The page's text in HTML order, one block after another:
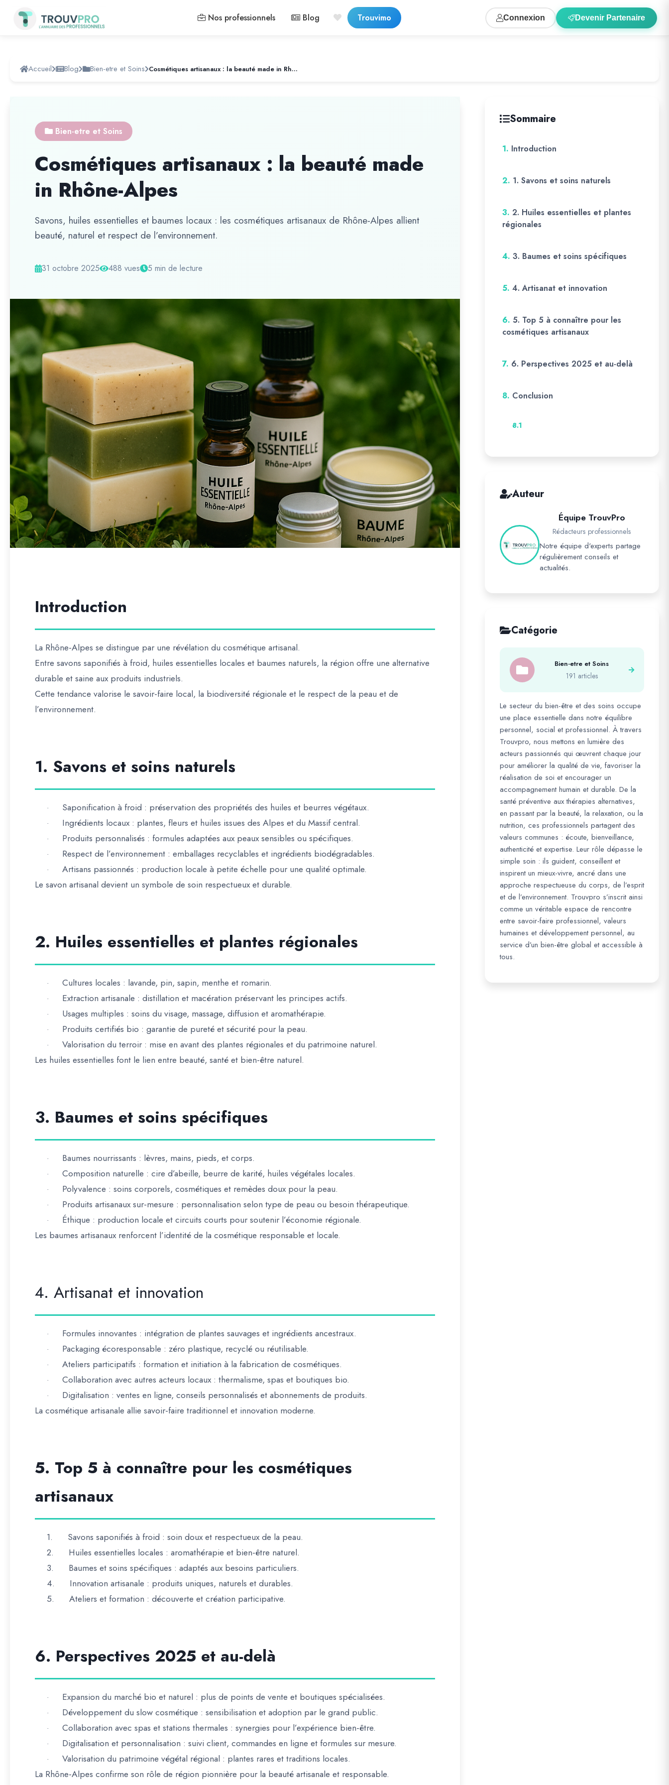
Nos professionnels Blog Trouvimo Connexion Devenir Partenaire
Accueil Blog Bien-etre et Soins Cosmétiques artisanaux : la beauté made in Rhône-Alpes
Bien-etre et Soins
Cosmétiques artisanaux : la beauté made
in Rhône-Alpes
Savons, huiles essentielles et baumes locaux : les cosmétiques artisanaux de Rhône-Alpes allient
beauté, naturel et respect de l’environnement.
31 octobre 2025 488 vues 5 min de lecture
Introduction
La Rhône-Alpes se distingue par une révélation du cosmétique artisanal.
Entre savons saponifiés à froid, huiles essentielles locales et baumes naturels, la région offre une alternative
durable et saine aux produits industriels.
Cette tendance valorise le savoir-faire local, la biodiversité régionale et le respect de la peau et de
l’environnement.
1. Savons et soins naturels
· Saponification à froid : préservation des propriétés des huiles et beurres végétaux.
· Ingrédients locaux : plantes, fleurs et huiles issues des Alpes et du Massif central.
· Produits personnalisés : formules adaptées aux peaux sensibles ou spécifiques.
· Respect de l’environnement : emballages recyclables et ingrédients biodégradables.
· Artisans passionnés : production locale à petite échelle pour une qualité optimale.
Le savon artisanal devient un symbole de soin respectueux et durable.
2. Huiles essentielles et plantes régionales
· Cultures locales : lavande, pin, sapin, menthe et romarin.
· Extraction artisanale : distillation et macération préservant les principes actifs.
· Usages multiples : soins du visage, massage, diffusion et aromathérapie.
· Produits certifiés bio : garantie de pureté et sécurité pour la peau.
· Valorisation du terroir : mise en avant des plantes régionales et du patrimoine naturel.
Les huiles essentielles font le lien entre beauté, santé et bien-être naturel.
3. Baumes et soins spécifiques
· Baumes nourrissants : lèvres, mains, pieds, et corps.
· Composition naturelle : cire d’abeille, beurre de karité, huiles végétales locales.
· Polyvalence : soins corporels, cosmétiques et remèdes doux pour la peau.
· Produits artisanaux sur-mesure : personnalisation selon type de peau ou besoin thérapeutique.
· Éthique : production locale et circuits courts pour soutenir l’économie régionale.
Les baumes artisanaux renforcent l’identité de la cosmétique responsable et locale.
4. Artisanat et innovation
· Formules innovantes : intégration de plantes sauvages et ingrédients ancestraux.
· Packaging écoresponsable : zéro plastique, recyclé ou réutilisable.
· Ateliers participatifs : formation et initiation à la fabrication de cosmétiques.
· Collaboration avec autres acteurs locaux : thermalisme, spas et boutiques bio.
· Digitalisation : ventes en ligne, conseils personnalisés et abonnements de produits.
La cosmétique artisanale allie savoir-faire traditionnel et innovation moderne.
5. Top 5 à connaître pour les cosmétiques
artisanaux
1. Savons saponifiés à froid : soin doux et respectueux de la peau.
2.
Huiles essentielles locales : aromathérapie et bien-être naturel.
3.
Baumes et soins spécifiques : adaptés aux besoins particuliers.
4.
Innovation artisanale : produits uniques, naturels et durables.
5.
Ateliers et formation : découverte et création participative.
6. Perspectives 2025 et au-delà
· Expansion du marché bio et naturel : plus de points de vente et boutiques spécialisées.
· Développement du slow cosmétique : sensibilisation et adoption par le grand public.
· Collaboration avec spas et stations thermales : synergies pour l’expérience bien-être.
· Digitalisation et personnalisation : suivi client, commandes en ligne et formules sur mesure.
· Valorisation du patrimoine végétal régional : plantes rares et traditions locales.
La Rhône-Alpes confirme son rôle de région pionnière pour la beauté artisanale et responsable.
Sommaire
1. Introduction
2. 1. Savons et soins naturels
3. 2. Huiles essentielles et plantes
régionales
4. 3. Baumes et soins spécifiques
5. 4. Artisanat et innovation
6. 5. Top 5 à connaître pour les
cosmétiques artisanaux
7. 6. Perspectives 2025 et au-delà
8. Conclusion
8.1
Auteur
Équipe TrouvPro
Rédacteurs professionnels
Notre équipe d'experts partage
régulièrement conseils et
actualités.
Catégorie
Bien-etre et Soins
191 articles
Le secteur du bien-être et des soins occupe
une place essentielle dans notre équilibre
personnel, social et professionnel. À travers
Trouvpro, nous mettons en lumière des
acteurs passionnés qui œuvrent chaque jour
pour améliorer la qualité de vie, favoriser la
réalisation de soi et encourager un
accompagnement humain et durable. De la
santé préventive aux thérapies alternatives,
en passant par la beauté, la relaxation, ou la
nutrition, ces professionnels partagent des
valeurs communes : écoute, bienveillance,
authenticité et expertise. Leur rôle dépasse le
simple soin : ils guident, conseillent et
inspirent un mieux-vivre, ancré dans une
approche respectueuse du corps, de l’esprit
et de l’environnement. Trouvpro s’inscrit ainsi
comme un véritable espace de rencontre
entre savoir-faire professionnel, valeurs
humaines et développement personnel, au
service d’un bien-être global et accessible à
tous.